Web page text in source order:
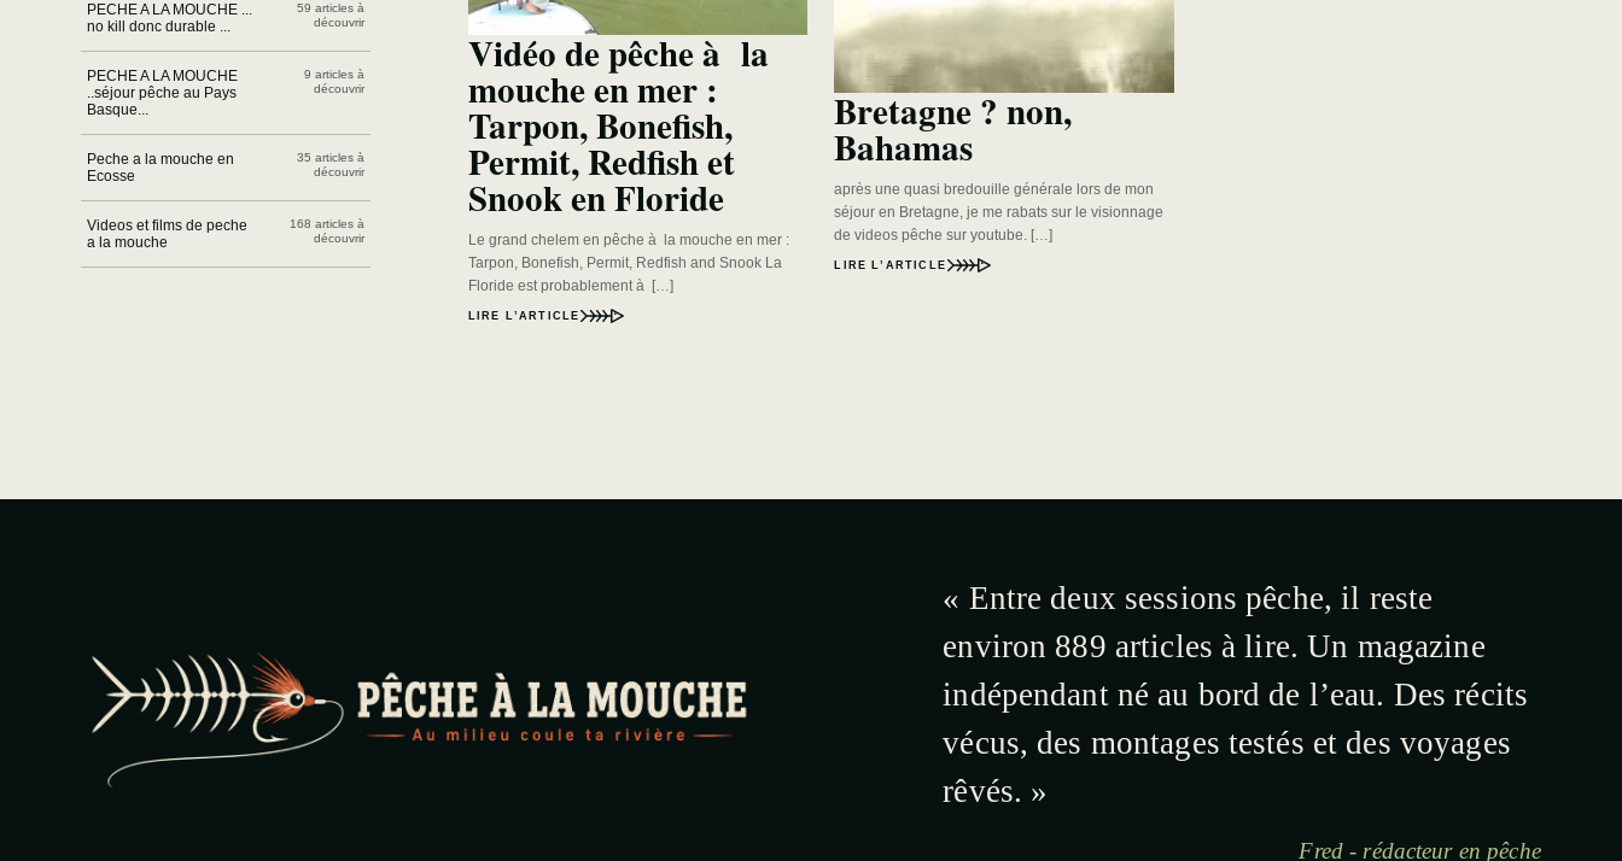
PECHE A LA MOUCHE ...
no kill donc durable ...
59 articles à
découvrir
PECHE A LA MOUCHE
..séjour pêche au Pays
Basque...
9 articles à
découvrir
Peche a la mouche en
Ecosse
35 articles à
découvrir
Videos et films de peche
a la mouche
168 articles à
découvrir
Vidéo de pêche à la
mouche en mer :
Tarpon, Bonefish,
Permit, Redfish et
Snook en Floride
Le grand chelem en pêche à la mouche en mer :
Tarpon, Bonefish, Permit, Redfish and Snook La
Floride est probablement à […]
LIRE L’ARTICLE
Bretagne ? non,
Bahamas
après une quasi bredouille générale lors de mon
séjour en Bretagne, je me rabats sur le visionnage
de videos pêche sur youtube. […]
LIRE L’ARTICLE
« Entre deux sessions pêche, il reste
environ 889 articles à lire. Un magazine
indépendant né au bord de l’eau. Des récits
vécus, des montages testés et des voyages
rêvés. »
Fred - rédacteur en pêche